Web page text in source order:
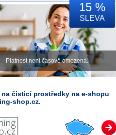
15 %
SLEVA
Platnost není časově omezena.
na čisticí prostředky na e-shopu
shop.cz.